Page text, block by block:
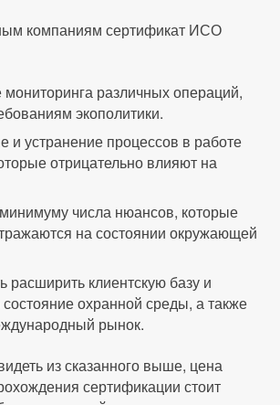
компаниям сертификат ИСО
различных операций,
экополитики.
и устранение процессов в работе
отрицательно влияют на
числа нюансов, которые
на состоянии окружающей
расширить клиентскую базу и
охранной среды, а также
рынок.
из сказанного выше, цена
сертификации стоит